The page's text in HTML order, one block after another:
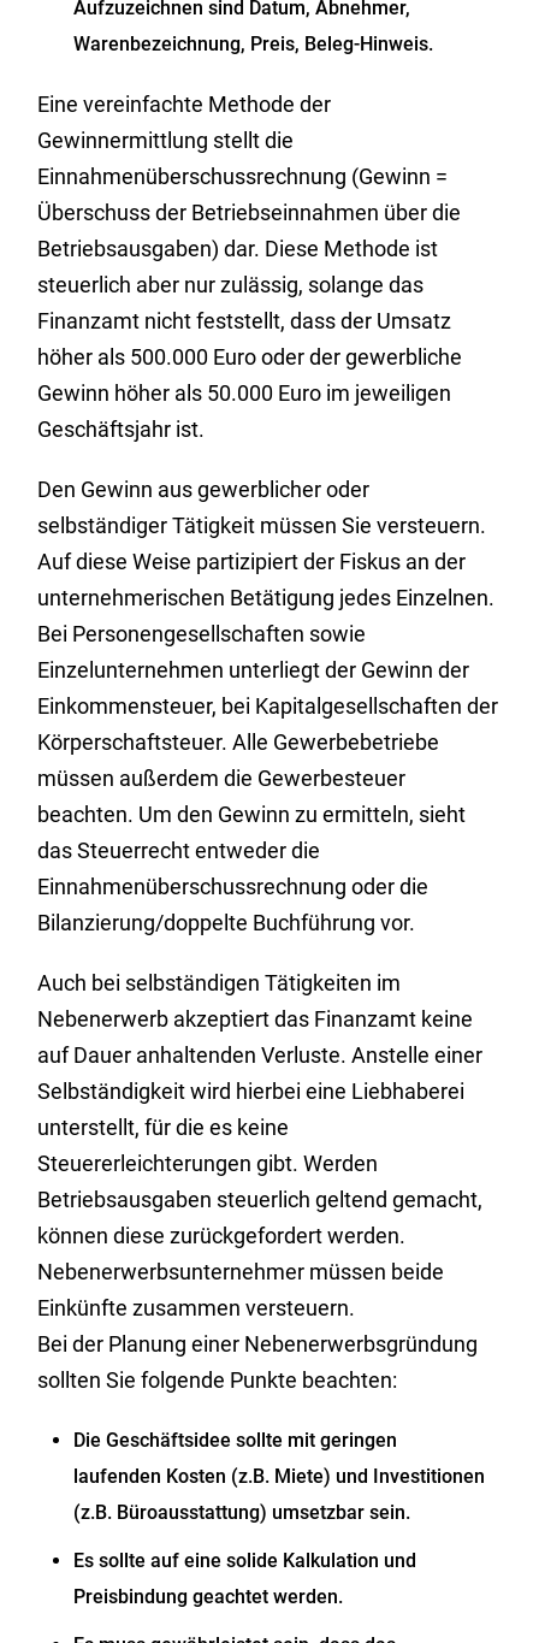
Aufzuzeichnen sind Datum, Abnehmer,
Warenbezeichnung, Preis, Beleg-Hinweis.
Eine vereinfachte Methode der
Gewinnermittlung stellt die
Einnahmenüberschussrechnung (Gewinn =
Überschuss der Betriebseinnahmen über die
Betriebsausgaben) dar. Diese Methode ist
steuerlich aber nur zulässig, solange das
Finanzamt nicht feststellt, dass der Umsatz
höher als 500.000 Euro oder der gewerbliche
Gewinn höher als 50.000 Euro im jeweiligen
Geschäftsjahr ist.
Den Gewinn aus gewerblicher oder
selbständiger Tätigkeit müssen Sie versteuern.
Auf diese Weise partizipiert der Fiskus an der
unternehmerischen Betätigung jedes Einzelnen.
Bei Personengesellschaften sowie
Einzelunternehmen unterliegt der Gewinn der
Einkommensteuer, bei Kapitalgesellschaften der
Körperschaftsteuer. Alle Gewerbebetriebe
müssen außerdem die Gewerbesteuer
beachten. Um den Gewinn zu ermitteln, sieht
das Steuerrecht entweder die
Einnahmenüberschussrechnung oder die
Bilanzierung/doppelte Buchführung vor.
Auch bei selbständigen Tätigkeiten im
Nebenerwerb akzeptiert das Finanzamt keine
auf Dauer anhaltenden Verluste. Anstelle einer
Selbständigkeit wird hierbei eine Liebhaberei
unterstellt, für die es keine
Steuererleichterungen gibt. Werden
Betriebsausgaben steuerlich geltend gemacht,
können diese zurückgefordert werden.
Nebenerwerbsunternehmer müssen beide
Einkünfte zusammen versteuern.
Bei der Planung einer Nebenerwerbsgründung
sollten Sie folgende Punkte beachten:
Die Geschäftsidee sollte mit geringen
laufenden Kosten (z.B. Miete) und Investitionen
(z.B. Büroausstattung) umsetzbar sein.
Es sollte auf eine solide Kalkulation und
Preisbindung geachtet werden.